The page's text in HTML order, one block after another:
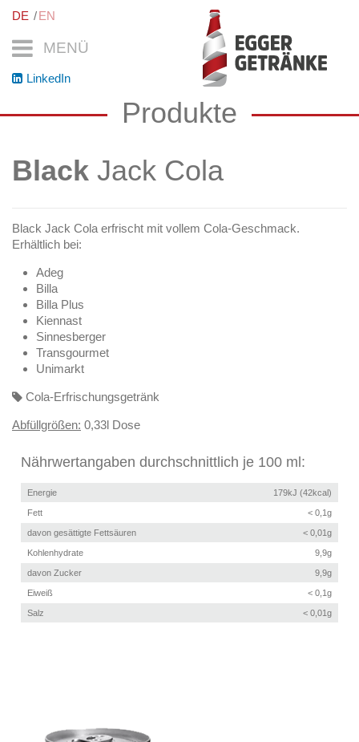
MENÜ
DE EN
LinkedIn
Produkte
Black Jack Cola
Black Jack Cola erfrischt mit vollem Cola-Geschmack.
Erhältlich bei:
Adeg
Billa
Billa Plus
Kiennast
Sinnesberger
Transgourmet
Unimarkt
Cola-Erfrischungsgetränk
Abfüllgrößen: 0,33l Dose
Nährwertangaben durchschnittlich je 100 ml:
Energie 179kJ (42kcal)
Fett < 0,1g
davon gesättigte Fettsäuren < 0,01g
Kohlenhydrate 9,9g
davon Zucker 9,9g
Eiweiß < 0,1g
Salz < 0,01g